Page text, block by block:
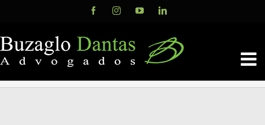
content
FacebookInstagramYouTubeLinkedIn